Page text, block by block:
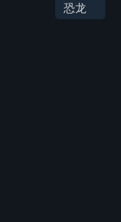
恐龙